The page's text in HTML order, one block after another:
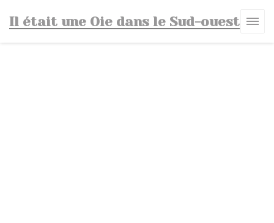
Il était une Oie dans le Sud-ouest